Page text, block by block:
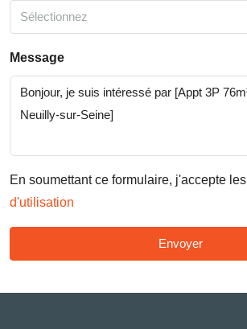
Sélectionnez
Message
En soumettant ce formulaire, j'accepte les
d'utilisation
Envoyer